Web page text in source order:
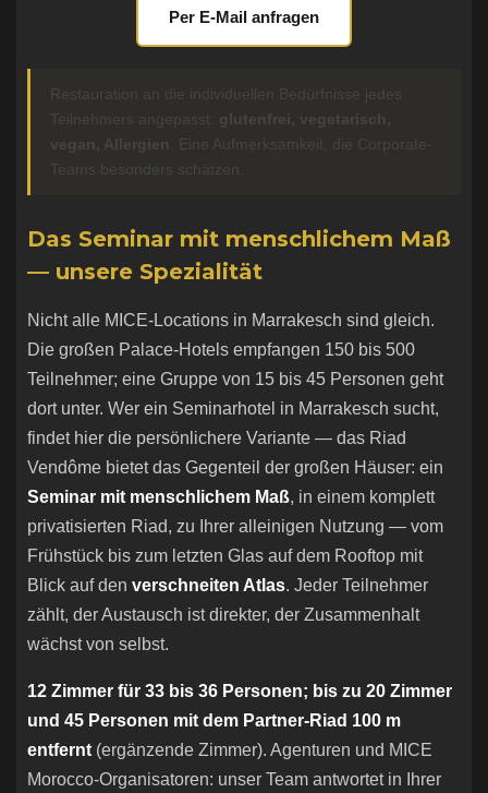
Per E-Mail anfragen
Restauration an die individuellen Bedürfnisse jedes
Teilnehmers angepasst: glutenfrei, vegetarisch,
vegan, Allergien
. Eine Aufmerksamkeit, die Corporate-
Teams besonders schätzen.
Das Seminar mit menschlichem Maß
— unsere Spezialität
Nicht alle MICE-Locations in Marrakesch sind gleich.
Die großen Palace-Hotels empfangen 150 bis 500
Teilnehmer; eine Gruppe von 15 bis 45 Personen geht
dort unter. Wer ein Seminarhotel in Marrakesch sucht,
findet hier die persönlichere Variante — das Riad
Vendôme bietet das Gegenteil der großen Häuser: ein
Seminar mit menschlichem Maß, in einem komplett
privatisierten Riad, zu Ihrer alleinigen Nutzung — vom
Frühstück bis zum letzten Glas auf dem Rooftop mit
Blick auf den verschneiten Atlas. Jeder Teilnehmer
zählt, der Austausch ist direkter, der Zusammenhalt
wächst von selbst.
12 Zimmer für 33 bis 36 Personen; bis zu 20 Zimmer
und 45 Personen mit dem Partner-Riad 100 m
entfernt (ergänzende Zimmer). Agenturen und MICE
Morocco-Organisatoren: unser Team antwortet in Ihrer